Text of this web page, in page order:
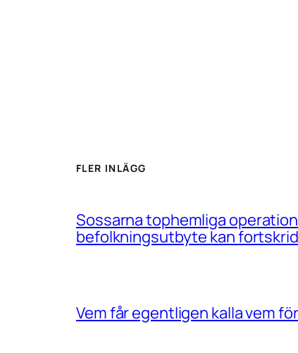
FLER INLÄGG
Sossarna tophemliga
befolkningsutbyte kan
Vem får egentligen kalla vem